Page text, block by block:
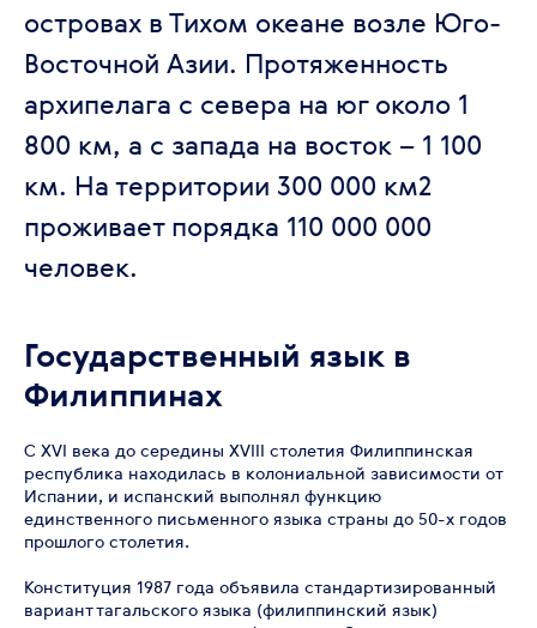
островах в Тихом океане возле Юго-
Восточной Азии. Протяженность
архипелага с севера на юг около 1
800 км, а с запада на восток – 1 100
км. На территории 300 000 км2
проживает порядка 110 000 000
человек.
Государственный язык в
Филиппинах
С XVI века до середины XVIII столетия Филиппинская
республика находилась в колониальной зависимости от
Испании, и испанский выполнял функцию
единственного письменного языка страны до 50-х годов
прошлого столетия.
Конституция 1987 года объявила стандартизированный
вариант тагальского языка (филиппинский язык)